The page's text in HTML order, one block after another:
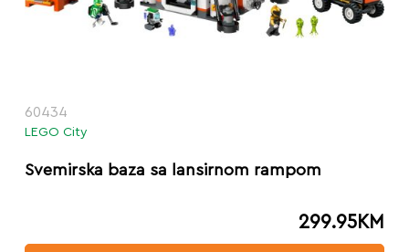
60434
LEGO City
Svemirska baza sa lansirnom rampom
299.95KM